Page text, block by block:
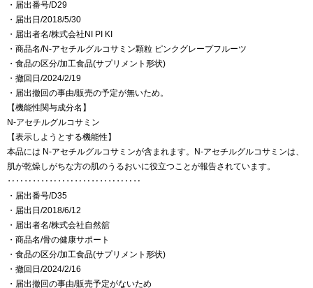
・届出番号/D29
・届出日/2018/5/30
・届出者名/株式会社NI PI KI
・商品名/N-アセチルグルコサミン顆粒 ピンクグレープフルーツ
・食品の区分/加工食品(サプリメント形状)
・撤回日/2024/2/19
・届出撤回の事由/販売の予定が無いため。
【機能性関与成分名】
N-アセチルグルコサミン
【表示しようとする機能性】
本品には N-アセチルグルコサミンが含まれます。N-アセチルグルコサミンは、
肌が乾燥しがちな方の肌のうるおいに役立つことが報告されています。
‥‥‥‥‥‥‥‥‥‥‥‥‥‥‥‥
・届出番号/D35
・届出日/2018/6/12
・届出者名/株式会社自然舘
・商品名/骨の健康サポート
・食品の区分/加工食品(サプリメント形状)
・撤回日/2024/2/16
・届出撤回の事由/販売予定がないため